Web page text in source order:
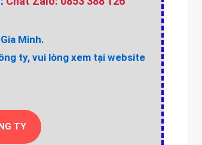
Minh.
ty, vui lòng xem tại website
TY